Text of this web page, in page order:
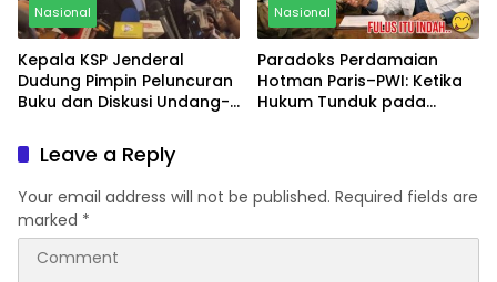
Nasional
Kepala KSP Jenderal
Dudung Pimpin Peluncuran
Buku dan Diskusi Undang-
Nasional
Nasional
Paradoks Perdamaian
Hotman Paris–PWI: Ketika
Hukum Tunduk pada
Leave a Reply
Your email address will not be published. Required fields are
marked *